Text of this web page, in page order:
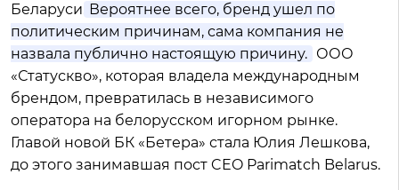
Беларуси. Вероятнее всего, бренд ушел по
политическим причинам, сама компания не
назвала публично настоящую причину. ООО
«Статускво», которая владела международным
брендом, превратилась в независимого
оператора на белорусском игорном рынке.
Главой новой БК «Бетера» стала Юлия Лешкова,
до этого занимавшая пост CEO Parimatch Belarus.